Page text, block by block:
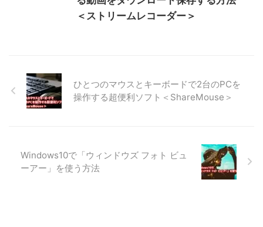
＜ストリームレコーダー＞
ひとつのマウスとキーボードで2台のPCを
操作する超便利ソフト＜ShareMouse＞
Windows10で「ウィンドウズ フォト ビュ
ーアー」を使う方法